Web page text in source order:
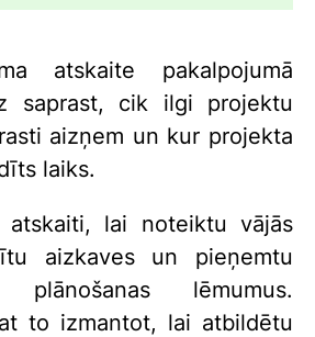
atskaite pakalpojumā
saprast, cik ilgi projektu
aizņem un kur projekta
laiks.
atskaiti, lai noteiktu vājās
aizkaves un pieņemtu
plānošanas lēmumus.
to izmantot, lai atbildētu